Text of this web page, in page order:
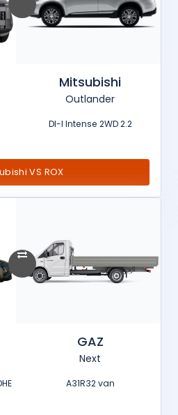
Mitsubishi
Outlander
2.2 DI-I Intense 2WD
VS ROX
GAZ
Next
A31R32 van